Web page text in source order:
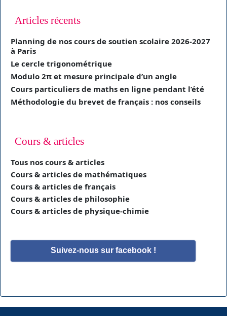
Articles récents
Planning de nos cours de soutien scolaire 2026-2027
à Paris
Le cercle trigonométrique
Modulo 2π et mesure principale d’un angle
Cours particuliers de maths en ligne pendant l’été
Méthodologie du brevet de français : nos conseils
Cours & articles
Tous nos cours & articles
Cours & articles de mathématiques
Cours & articles de français
Cours & articles de philosophie
Cours & articles de physique-chimie
Suivez-nous sur facebook !